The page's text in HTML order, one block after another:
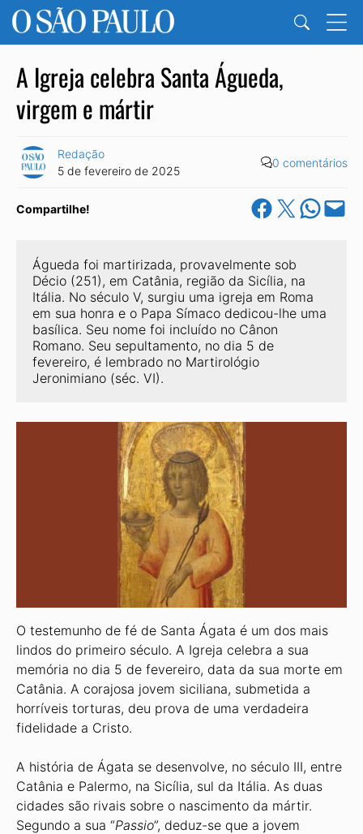
A Igreja celebra Santa Águeda,
virgem e mártir
Redação
5 de fevereiro de 2025
0 comentários
Compartilhe! Share on Facebook
Share on X Share on
Email this
Águeda foi martirizada, provavelmente sob
Décio (251), em Catânia, região da Sicília, na
Itália. No século V, surgiu uma igreja em Roma
em sua honra e o Papa Símaco dedicou-lhe uma
basílica. Seu nome foi incluído no Cânon
Romano. Seu sepultamento, no dia 5 de
fevereiro, é lembrado no Martirológio
Jeronimiano (séc. VI).
O testemunho de fé de Santa Ágata é um dos mais
lindos do primeiro século. A Igreja celebra a sua
memória no dia 5 de fevereiro, data da sua morte em
Catânia. A corajosa jovem siciliana, submetida a
horríveis torturas, deu prova de uma verdadeira
fidelidade a Cristo.
A história de Ágata se desenvolve, no século III, entre
Catânia e Palermo, na Sicília, sul da Itália. As duas
cidades são rivais sobre o nascimento da mártir.
Segundo a sua “Passio”, deduz-se que a jovem